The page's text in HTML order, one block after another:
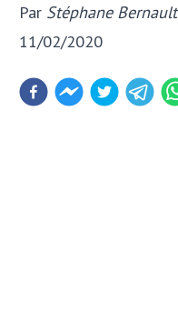
Par Stéphane Bernault
11/02/2020